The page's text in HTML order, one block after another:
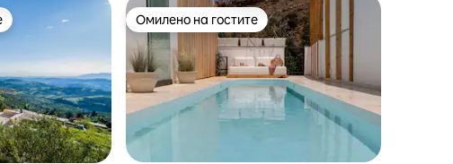
на гостите“ Омилено на гостите
Омилено на гостите